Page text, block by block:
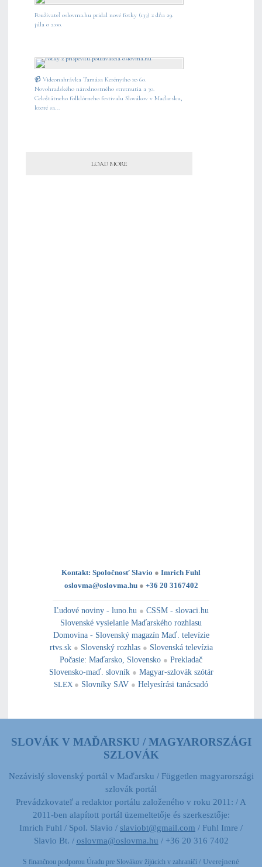
Používateľ oslovma.hu pridal nové fotky (133) z dňa 29.
júla o 2:00.
📹 Videonahrávka Tamása Kerényiho zo 60.
Novohradského národnostného stretnutia a 30.
Celoštátneho folklórneho festivalu Slovákov v Maďarsku,
ktoré sa...
LOAD MORE
Kontakt: Spoločnosť Slavio ● Imrich Fuhl
oslovma@oslovma.hu ● +36 20 3167402
Ľudové noviny - luno.hu ● CSSM - slovaci.hu
Slovenské vysielanie Maďarského rozhlasu
Domovina - Slovenský magazín Maď. televízie
rtvs.sk ● Slovenský rozhlas ● Slovenská televízia
Počasie: Maďarsko, Slovensko ● Prekladač
Slovensko-maď. slovník ● Magyar-szlovák szótár
SLEX ● Slovníky SAV ● Helyesírási tanácsadó
SLOVÁK V MAĎARSKU / MAGYARORSZÁGI
SZLOVÁK
Nezávislý slovenský portál v Maďarsku / Független magyarországi
szlovák portál
Prevádzkovateľ a redaktor portálu založeného v roku 2011: / A
2011-ben alapított portál üzemeltetője és szerkesztője:
Imrich Fuhl / Spol. Slavio / slaviobt@gmail.com / Fuhl Imre /
Slavio Bt. / oslovma@oslovma.hu / +36 20 316 7402
S finančnou podporou Úradu pre Slovákov žijúcich v zahraničí / Uverejnené